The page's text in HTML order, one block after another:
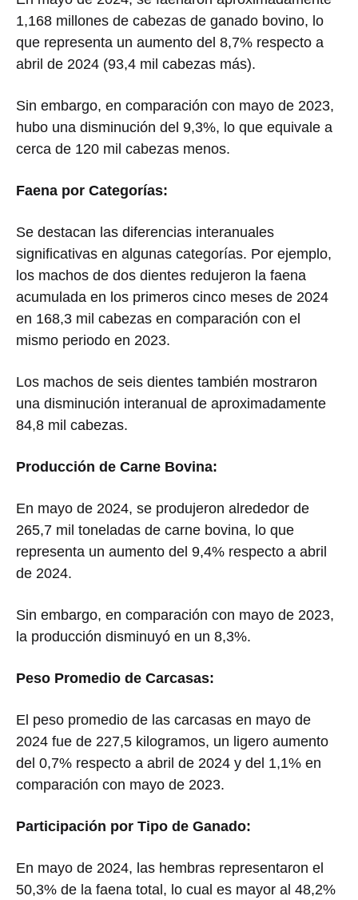
1,168 millones de cabezas de ganado bovino, lo
que representa un aumento del 8,7% respecto a
abril de 2024 (93,4 mil cabezas más).
Sin embargo, en comparación con mayo de 2023,
hubo una disminución del 9,3%, lo que equivale a
cerca de 120 mil cabezas menos.
Faena por Categorías:
Se destacan las diferencias interanuales
significativas en algunas categorías. Por ejemplo,
los machos de dos dientes redujeron la faena
acumulada en los primeros cinco meses de 2024
en 168,3 mil cabezas en comparación con el
mismo periodo en 2023.
Los machos de seis dientes también mostraron
una disminución interanual de aproximadamente
84,8 mil cabezas.
Producción de Carne Bovina:
En mayo de 2024, se produjeron alrededor de
265,7 mil toneladas de carne bovina, lo que
representa un aumento del 9,4% respecto a abril
de 2024.
Sin embargo, en comparación con mayo de 2023,
la producción disminuyó en un 8,3%.
Peso Promedio de Carcasas:
El peso promedio de las carcasas en mayo de
2024 fue de 227,5 kilogramos, un ligero aumento
del 0,7% respecto a abril de 2024 y del 1,1% en
comparación con mayo de 2023.
Participación por Tipo de Ganado:
En mayo de 2024, las hembras representaron el
50,3% de la faena total, lo cual es mayor al 48,2%